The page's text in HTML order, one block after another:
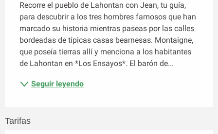
Recorre el pueblo de Lahontan con Jean, tu guía,
para descubrir a los tres hombres famosos que han
marcado su historia mientras paseas por las calles
bordeadas de típicas casas bearnesas. Montaigne,
que poseía tierras allí y menciona a los habitantes
de Lahontan en *Los Ensayos*. El barón de...
Seguir leyendo
Tarifas